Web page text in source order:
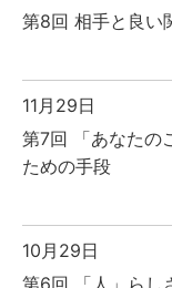
第8回 相手と良い
11月29日
第7回 「あなたの
ための手段
10月29日
第6回 「人」らし